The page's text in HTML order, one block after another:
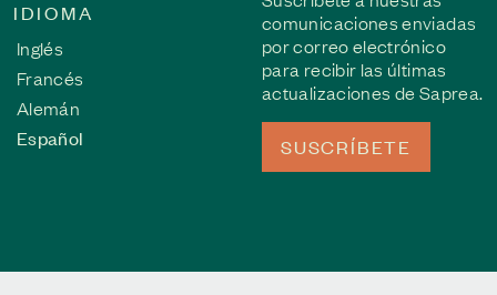
IDIOMA
Inglés
Francés
Alemán
Español
comunicaciones enviadas
por correo electrónico
para recibir las últimas
actualizaciones de Saprea.
SUSCRÍBETE